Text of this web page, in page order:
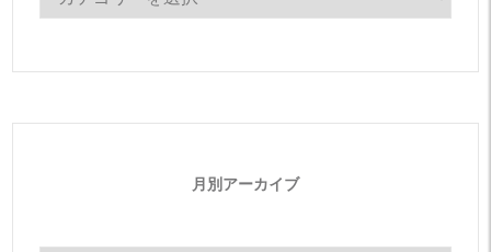
テ
リ
月別アーカイブ